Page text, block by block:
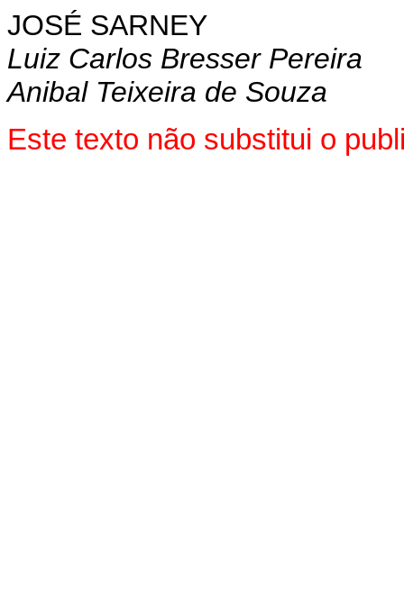
JOSÉ SARNEY
Luiz Carlos Bresser Pereira
Anibal Teixeira de Souza
Este texto não substitui o